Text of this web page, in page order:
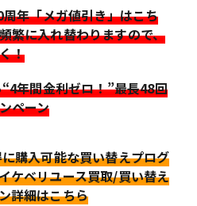
年「メガ値引き」はこち
繁に入れ替わりますので、
！
年間金利ゼロ！”最長48回
ペーン
購入可能な買い替えプログ
ケベリユース買取/買い替え
詳細はこちら